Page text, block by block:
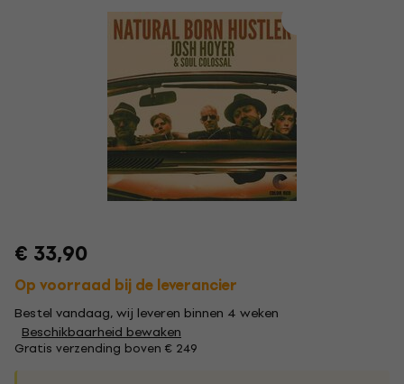
€ 33,90
Op voorraad bij de leverancier
Bestel vandaag, wij leveren binnen 4 weken
Beschikbaarheid bewaken
Gratis verzending boven € 249